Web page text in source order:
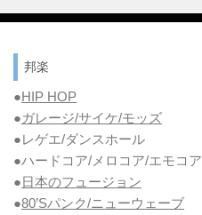
邦楽
●HIP HOP
●ガレージ/サイケ/モッズ
●レゲエ/ダンスホール
●ハードコア/メロコア/エモコア
●日本のフュージョン
●80’Sパンク/ニューウェーブ